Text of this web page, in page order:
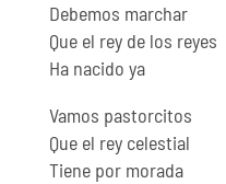
Debemos marchar
Que el rey de los reyes
Ha nacido ya
Vamos pastorcitos
Que el rey celestial
Tiene por morada